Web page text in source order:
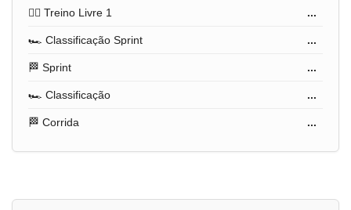
🏋️‍♂️ Treino Livre 1
...
🏎️ Classificação Sprint ...
🏁 Sprint ...
🏎️ Classificação ...
🏁 Corrida ...